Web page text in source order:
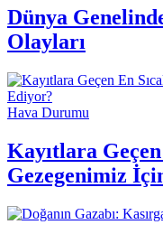
Dünya
Olayları
Hava Durumu
Kayıtlara
Gezegenimiz